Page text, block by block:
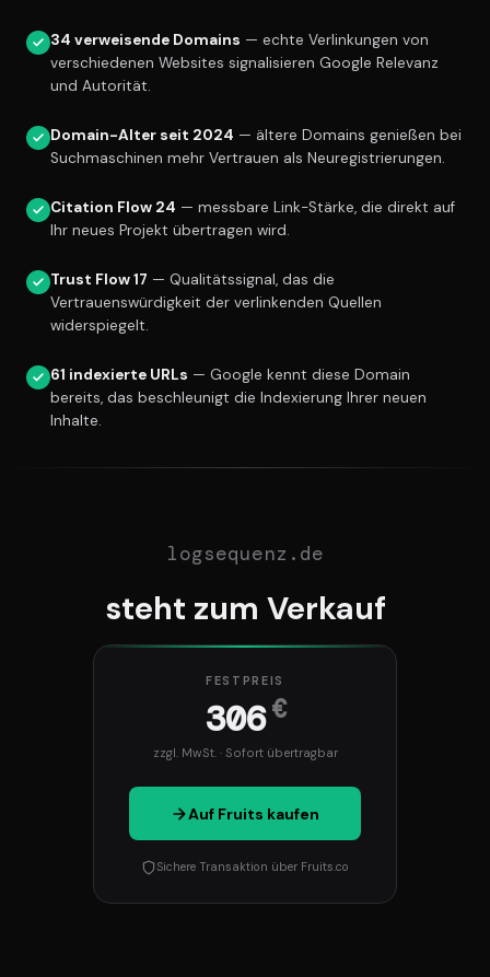
34 verweisende Domains — echte Verlinkungen von
verschiedenen Websites signalisieren Google Relevanz
und Autorität.
Domain-Alter seit 2024 — ältere Domains genießen bei
Suchmaschinen mehr Vertrauen als Neuregistrierungen.
Citation Flow 24 — messbare Link-Stärke, die direkt auf
Ihr neues Projekt übertragen wird.
Trust Flow 17 — Qualitätssignal, das die
Vertrauenswürdigkeit der verlinkenden Quellen
widerspiegelt.
61 indexierte URLs — Google kennt diese Domain
bereits, das beschleunigt die Indexierung Ihrer neuen
Inhalte.
logsequenz.de
steht zum Verkauf
FESTPREIS
306€
zzgl. MwSt. · Sofort übertragbar
Auf Fruits kaufen
Sichere Transaktion über Fruits.co